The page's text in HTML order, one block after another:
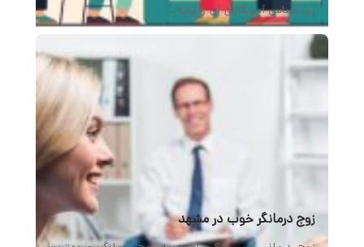
روانشناس آمریکایی آن را پایه…
زوج درمانگر خوب در مشهد